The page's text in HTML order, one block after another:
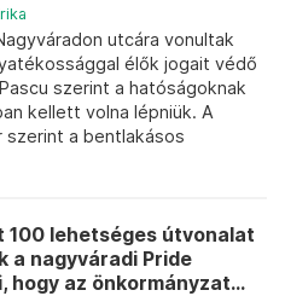
utcára vonultak
élők jogait védő
szerint a hatóságoknak
kellett volna lépniük. A
szerint a bentlakásos
100 lehetséges útvonalat
a nagyváradi Pride
hogy az önkormányzat...